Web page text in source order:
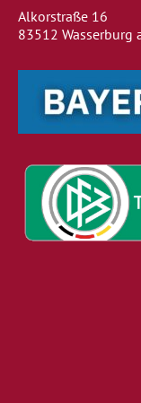
Alkorstraße 16
83512 Wasserburg